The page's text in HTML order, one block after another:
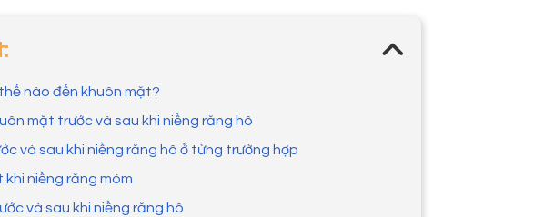
nào đến khuôn mặt?
mặt trước và sau khi niềng răng hô
và sau khi niềng răng hô ở từng trường hợp
khi niềng răng móm
và sau khi niềng răng hô